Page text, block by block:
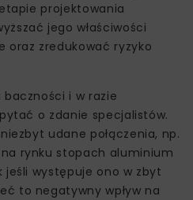
projektowania
jego właściwości
oraz zredukować ryzyko
i w razie
o zdanie specjalistów.
udane połączenia, np.
rynku stopach aluminium
występuje ono w zbyt
to negatywny wpływ na